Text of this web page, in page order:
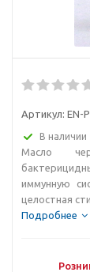
Артикул: EN-
В наличии
Масло
иммунную
целостная
Подробнее